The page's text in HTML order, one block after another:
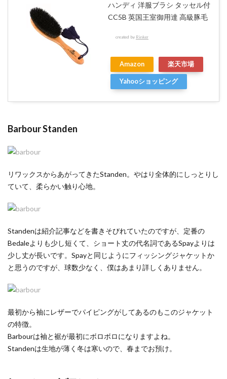
ハンディ 洋服ブラシ タッセル付
CC5B 英国王室御用達 高級豚毛
created by Rinker
Amazon 楽天市場
Yahooショッピング
Barbour Standen
リワックスからあがってきたStanden。やはり全体的にしっとりし
ていて、柔らかい触り心地。
Standenは紹介記事などを書きそびれていたのですが、定番の
Bedaleよりも少し短くて、ショート丈の代名詞であるSpayよりは
少し丈が長いです。Spayと同じようにフィッシングジャケットか
と思うのですが、球数少なく、僕はあまり詳しくありません。
最初から袖にレザーでパイピングがしてあるのもこのジャケット
の特徴。
Barbourは袖と裾が最初にボロボロになりますよね。
Standenは生地が薄く冬は寒いので、春までお預け。